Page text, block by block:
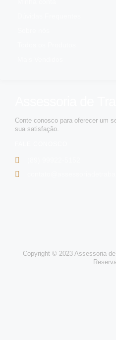
Conte conosco para oferecer um
sua satisfação.
Copyright © 2023 Assessoria